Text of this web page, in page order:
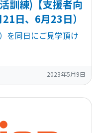
訓練)【支援者向
日、6月23日）
を同日にご見学頂け
2023年5月9日